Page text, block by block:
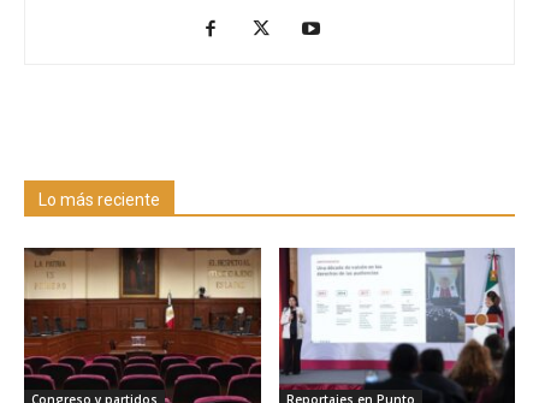
Lo más reciente
Congreso y partidos Reportajes en Punto